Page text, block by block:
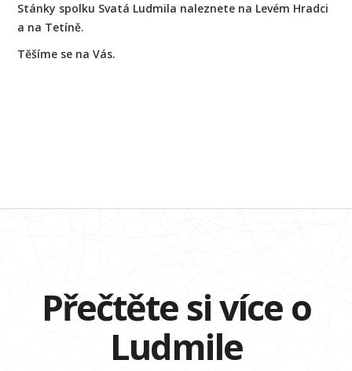
Stánky spolku Svatá Ludmila naleznete na Levém Hradci
a na Tetíně.
Těšíme se na Vás.
Přečtěte si více o
Ludmile